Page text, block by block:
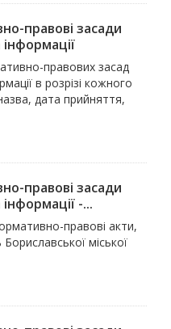
правові засади
правових засад
в розрізі кожного
дата прийняття,
правові засади
-...
правові акти,
Бориславської міської